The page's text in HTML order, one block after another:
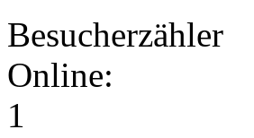
Besucherzähler
Online:
1